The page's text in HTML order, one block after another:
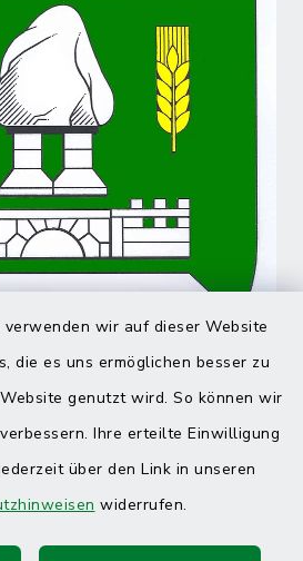
verwenden wir auf dieser Website
die es uns ermöglichen besser zu
genutzt wird. So können wir
Ihre erteilte Einwilligung
über den Link in unseren
widerrufen.